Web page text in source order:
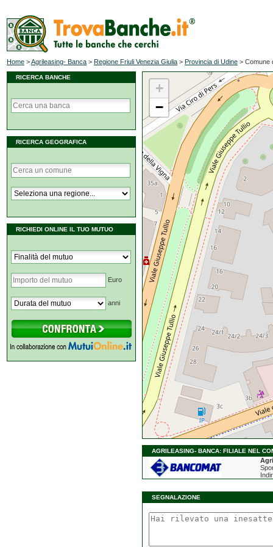
Home >Agrileasing- Banca > Regione Friuli Venezia Giulia > Provincia di Udine > Comune
RICERCA BANCHE
RICERCA GEOGRAFICA
RICHIEDI ONLINE IL TUO MUTUO
Euro
anni
+
−
AGRILEASING- BANCA: FILIALE NEL
SEGNALAZIONE